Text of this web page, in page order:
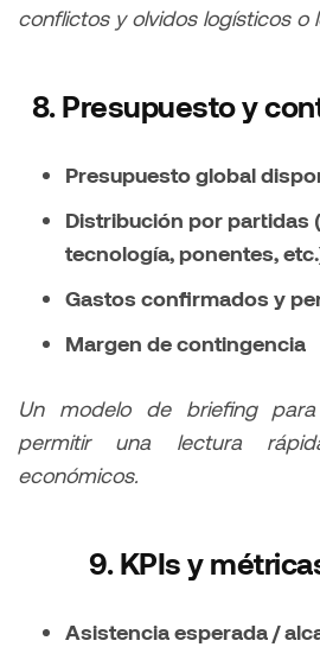
conflictos y olvidos logísticos o
8. Presupuesto y
Presupuesto global
Distribución por partidas
tecnología, ponentes,
Gastos confirmados y
Margen de contingencia
Un modelo de briefing
permitir una lectura
económicos.
9. KPIs y
Asistencia esperada /